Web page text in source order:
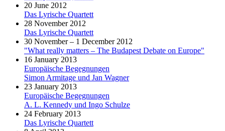
20 June 2012
Das Lyrische Quartett
28 November 2012
Das Lyrische Quartett
30 November – 1 December 2012
"What really matters – The Budapest Debate on Europe"
16 January 2013
Europäische Begegnungen
Simon Armitage und Jan Wagner
23 January 2013
Europäische Begegnungen
A. L. Kennedy und Ingo Schulze
24 February 2013
Das Lyrische Quartett